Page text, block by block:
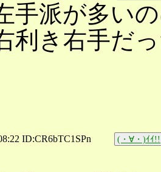
手派が多い
利き右手だ
ID:CR6bTC1SPn (・∀・)ｲｲ!!